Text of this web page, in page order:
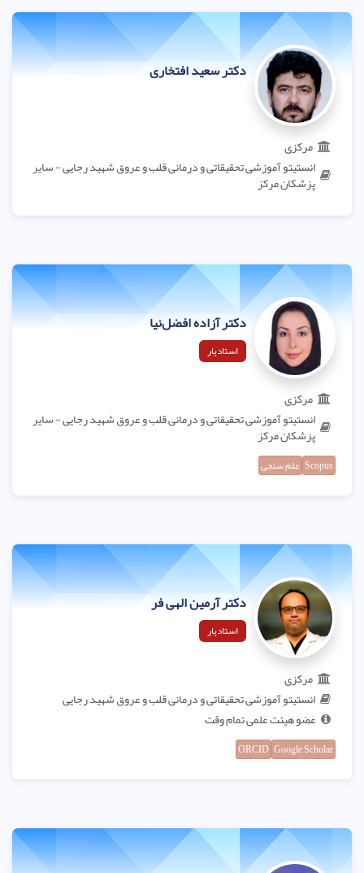
دکتر سعید افتخاری
مرکزی
انستیتو آموزشی تحقیقاتی و درمانی قلب و عروق شهید رجایی - سایر
پزشکان مرکز
دکتر آزاده افضل‌نیا
استادیار
مرکزی
انستیتو آموزشی تحقیقاتی و درمانی قلب و عروق شهید رجایی - سایر
پزشکان مرکز
Scopus علم سنجی
دکتر آرمین الهی فر
استادیار
مرکزی
انستیتو آموزشی تحقیقاتی و درمانی قلب و عروق شهید رجایی
عضو هیئت علمی تمام وقت
Google Scholar
ORCID